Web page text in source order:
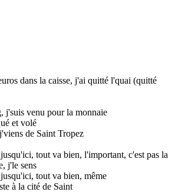
dans la caisse, j'ai quitté l'quai (quitté
j'suis venu pour la monnaie
et volé
de Saint Tropez
tout va bien, l'important, c'est pas la
j'le sens
tout va bien, même
à la cité de Saint